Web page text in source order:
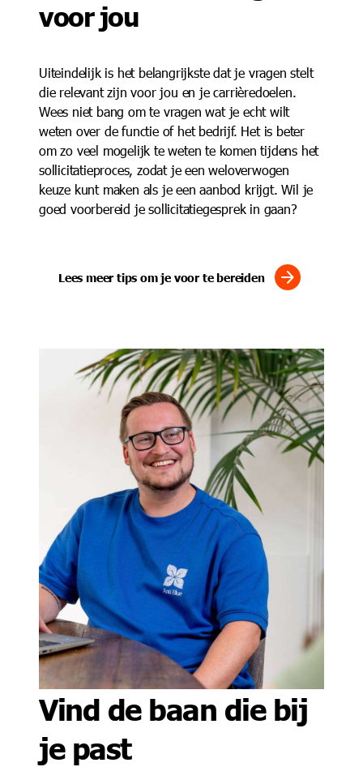
voor jou
Uiteindelijk is het belangrijkste dat je vragen stelt
die relevant zijn voor jou en je carrièredoelen.
Wees niet bang om te vragen wat je echt wilt
weten over de functie of het bedrijf. Het is beter
om zo veel mogelijk te weten te komen tijdens het
sollicitatieproces, zodat je een weloverwogen
keuze kunt maken als je een aanbod krijgt. Wil je
goed voorbereid je sollicitatiegesprek in gaan?
Lees meer tips om je voor te bereiden arrow_forward
Vind de baan die bij
je past